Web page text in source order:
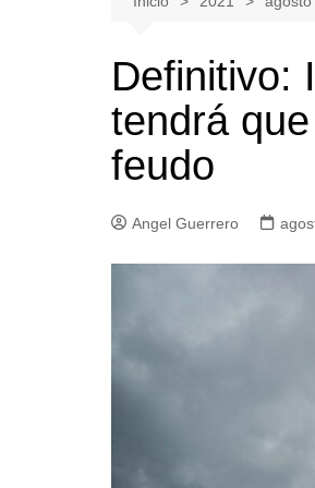
Tenis
Boxeo
Gimnasia
Definitivo:
tendrá
feudo
Angel Guerrero